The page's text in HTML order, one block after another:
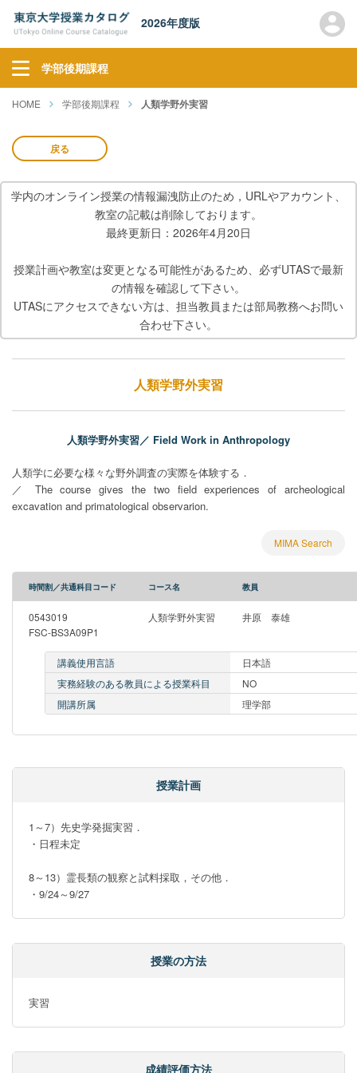
2026年度版
学部後期課程
HOME 学部後期課程 人類学野外実習
戻る
学内のオンライン授業の情報漏洩防止のため，URLやアカウント、
教室の記載は削除しております。
最終更新日：2026年4月20日
授業計画や教室は変更となる可能性があるため、必ずUTASで最新
の情報を確認して下さい。
UTASにアクセスできない方は、担当教員または部局教務へお問い
合わせ下さい。
人類学野外実習
人類学野外実習／ Field Work in Anthropology
人類学に必要な様々な野外調査の実際を体験する．
／ The course gives the two field experiences of archeological
excavation and primatological observarion.
MIMA Search
時間割／共通科目コード コース名 教員
0543019
FSC-BS3A09P1
人類学野外実習 井原 泰雄
講義使用言語
日本語
実務経験のある教員による授業科目
NO
開講所属
理学部
授業計画
1～7）先史学発掘実習．
・日程未定
8～13）霊長類の観察と試料採取，その他．
・9/24～9/27
授業の方法
実習
成績評価方法